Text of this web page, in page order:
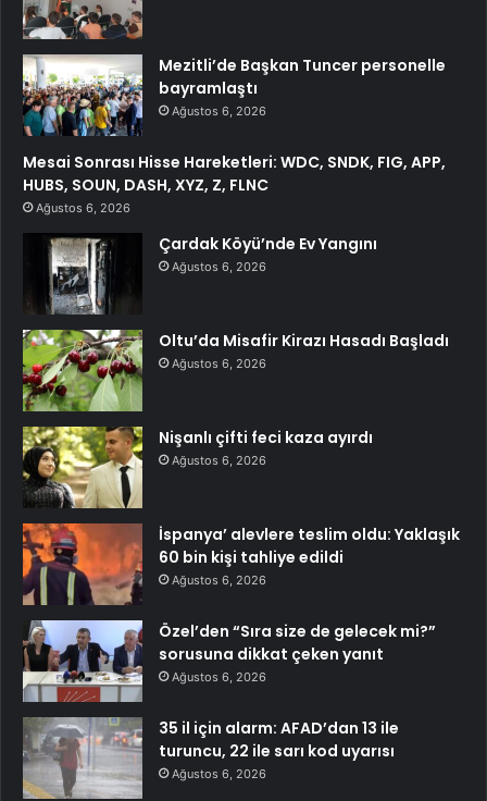
Mezitli’de Başkan Tuncer personelle
bayramlaştı
Ağustos 6, 2026
Mesai Sonrası Hisse Hareketleri: WDC, SNDK, FIG, APP,
HUBS, SOUN, DASH, XYZ, Z, FLNC
Ağustos 6, 2026
Çardak Köyü’nde Ev Yangını
Ağustos 6, 2026
Oltu’da Misafir Kirazı Hasadı Başladı
Ağustos 6, 2026
Nişanlı çifti feci kaza ayırdı
Ağustos 6, 2026
İspanya’ alevlere teslim oldu: Yaklaşık
60 bin kişi tahliye edildi
Ağustos 6, 2026
Özel’den “Sıra size de gelecek mi?”
sorusuna dikkat çeken yanıt
Ağustos 6, 2026
35 il için alarm: AFAD’dan 13 ile
turuncu, 22 ile sarı kod uyarısı
Ağustos 6, 2026